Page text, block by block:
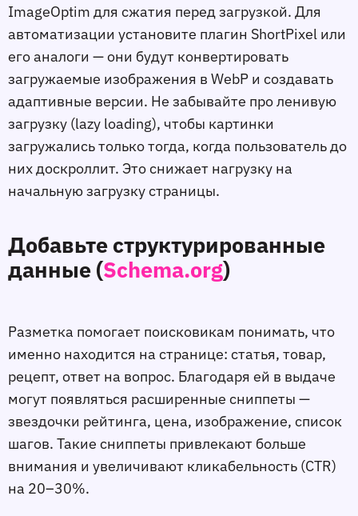
ImageOptim для сжатия перед загрузкой. Для
автоматизации установите плагин ShortPixel или
его аналоги — они будут конвертировать
загружаемые изображения в WebP и создавать
адаптивные версии. Не забывайте про ленивую
загрузку (lazy loading), чтобы картинки
загружались только тогда, когда пользователь до
них доскроллит. Это снижает нагрузку на
начальную загрузку страницы.
Добавьте структурированные
данные (Schema.org)
Разметка помогает поисковикам понимать, что
именно находится на странице: статья, товар,
рецепт, ответ на вопрос. Благодаря ей в выдаче
могут появляться расширенные сниппеты —
звeздочки рейтинга, цена, изображение, список
шагов. Такие сниппеты привлекают больше
внимания и увеличивают кликабельность (CTR)
на 20–30%.